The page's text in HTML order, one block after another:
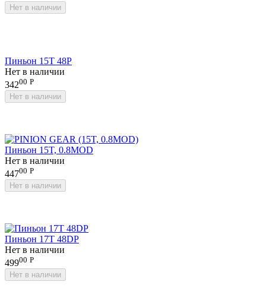
Нет в наличии
Пиньон 15T 48P
Нет в наличии
34200 Р
Нет в наличии
Пиньон 15T, 0.8MOD
Нет в наличии
44700 Р
Нет в наличии
Пиньон 17T 48DP
Нет в наличии
49900 Р
Нет в наличии